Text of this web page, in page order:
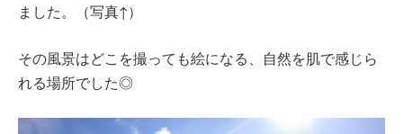
ました。（写真↑）
その風景はどこを撮っても絵になる、自然を肌で感じら
れる場所でした◎